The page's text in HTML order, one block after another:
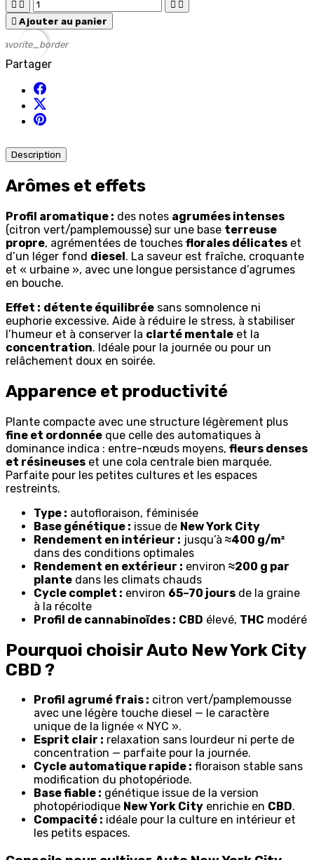
   
 Ajouter au panier
favorite_border
Partager
Description
Arômes et effets
Profil aromatique : des notes agrumées intenses
(citron vert/pamplemousse) sur une base terreuse
propre, agrémentées de touches florales délicates et
d’un léger fond diesel. La saveur est fraîche, croquante
et « urbaine », avec une longue persistance d’agrumes
en bouche.
Effet : détente équilibrée sans somnolence ni
euphorie excessive. Aide à réduire le stress, à stabiliser
l’humeur et à conserver la clarté mentale et la
concentration. Idéale pour la journée ou pour un
relâchement doux en soirée.
Apparence et productivité
Plante compacte avec une structure légèrement plus
fine et ordonnée que celle des automatiques à
dominance indica : entre-nœuds moyens, fleurs denses
et résineuses et une cola centrale bien marquée.
Parfaite pour les petites cultures et les espaces
restreints.
Type : autofloraison, féminisée
Base génétique : issue de New York City
Rendement en intérieur : jusqu’à ≈400 g/m²
dans des conditions optimales
Rendement en extérieur : environ ≈200 g par
plante dans les climats chauds
Cycle complet : environ 65–70 jours de la graine
à la récolte
Profil de cannabinoïdes : CBD élevé, THC modéré
Pourquoi choisir Auto New York City
CBD ?
Profil agrumé frais : citron vert/pamplemousse
avec une légère touche diesel — le caractère
unique de la lignée « NYC ».
Esprit clair : relaxation sans lourdeur ni perte de
concentration — parfaite pour la journée.
Cycle automatique rapide : floraison stable sans
modification du photopériode.
Base fiable : génétique issue de la version
photopériodique New York City enrichie en CBD.
Compacité : idéale pour la culture en intérieur et
les petits espaces.